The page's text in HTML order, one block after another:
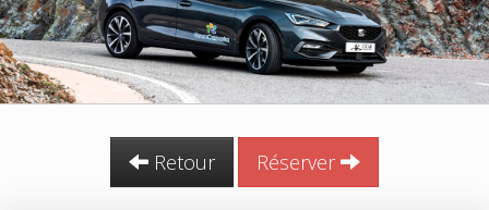
Retour Réserver